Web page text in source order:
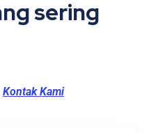
sering
Kontak Kami